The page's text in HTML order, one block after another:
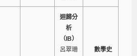
迴歸分
析
（IB）
呂翠珊
數學史